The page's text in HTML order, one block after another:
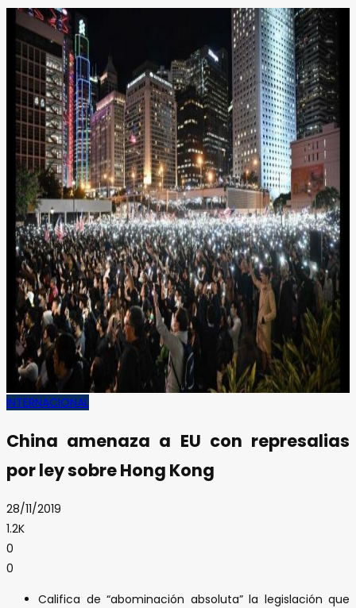
INTERNACIONAL
China amenaza a EU con represalias
por ley sobre Hong Kong
28/11/2019
1.2K
0
0
Califica de “abominación absoluta” la legislación que